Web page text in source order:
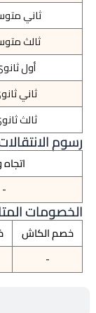
ثاني
ثالث
أول
ثاني
ثالث
رسوم
-
الخصومات
خصم الكاش
-